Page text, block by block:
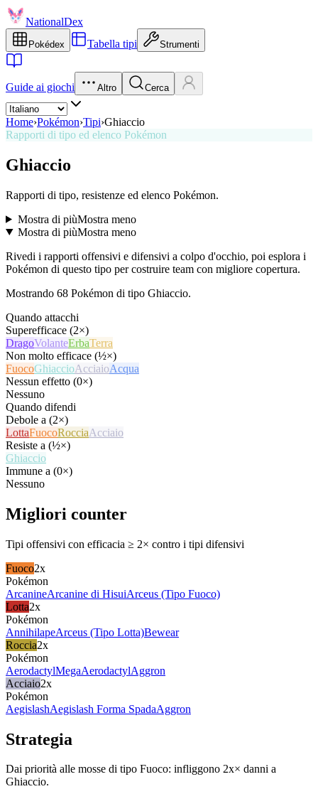
NationalDex
Pokédex Tabella tipi Strumenti
Guide ai giochi Altro Cerca
Home›Pokémon›Tipi›Ghiaccio
Rapporti di tipo ed elenco Pokémon
Ghiaccio
Rapporti di tipo, resistenze ed elenco Pokémon.
Mostra di piùMostra meno
Mostra di piùMostra meno
Rivedi i rapporti offensivi e difensivi a colpo d'occhio, poi esplora i
Pokémon di questo tipo per costruire team con migliore copertura.
Mostrando 68 Pokémon di tipo Ghiaccio.
Quando attacchi
Superefficace (2×)
DragoVolanteErbaTerra
Non molto efficace (½×)
FuocoGhiaccioAcciaioAcqua
Nessun effetto (0×)
Nessuno
Quando difendi
Debole a (2×)
LottaFuocoRocciaAcciaio
Resiste a (½×)
Ghiaccio
Immune a (0×)
Nessuno
Migliori counter
Tipi offensivi con efficacia ≥ 2× contro i tipi difensivi
Fuoco2x
Pokémon
ArcanineArcanine di HisuiArceus (Tipo Fuoco)
Lotta2x
Pokémon
AnnihilapeArceus (Tipo Lotta)Bewear
Roccia2x
Pokémon
AerodactylMegaAerodactylAggron
Acciaio2x
Pokémon
AegislashAegislash Forma SpadaAggron
Strategia
Dai priorità alle mosse di tipo Fuoco: infliggono 2x× danni a
Ghiaccio.